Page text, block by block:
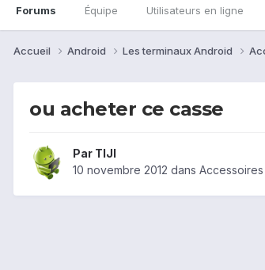
Forums Équipe Utilisateurs en ligne
Accueil Android Les terminaux Android
ou acheter ce casse
Par TIJI
10 novembre 2012 dans Accessoires